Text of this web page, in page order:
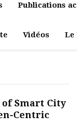
Publications
Vidéos Le
of Smart City
Centric